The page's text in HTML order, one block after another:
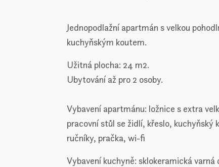
Jednopodlažní apartmán s velkou
kuchyňským koutem.
Užitná plocha: 24 m2.
Ubytování až pro 2 osoby.
Vybavení apartmánu: ložnice s extra
pracovní stůl se židlí, křeslo,
ručníky, pračka, wi-fi
Vybavení kuchyně: sklokeramická